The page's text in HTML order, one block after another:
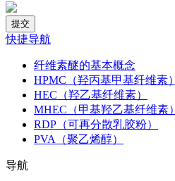
快捷导航
纤维素醚的基本概念
HPMC（羟丙基甲基纤维素）
HEC（羟乙基纤维素）
MHEC（甲基羟乙基纤维素）
RDP（可再分散乳胶粉）
PVA（聚乙烯醇）
导航